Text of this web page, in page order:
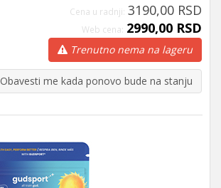
Cena u radnji: 3190,00 RSD
Web cena: 2990,00 RSD
Trenutno nema na lageru
Obavesti me kada ponovo bude na stanju